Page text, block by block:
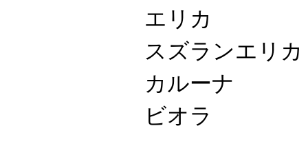
エリカ
スズランエリカ
カルーナ
ビオラ